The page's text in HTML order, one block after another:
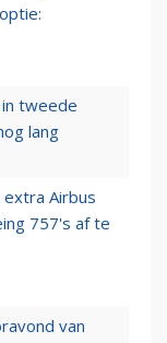
tweede
lang
Airbus
757's af te
van